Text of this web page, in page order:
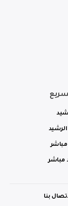
مباشر
مباشر
بنا